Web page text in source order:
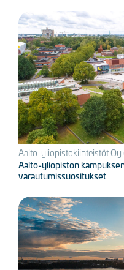
Kuva
Aalto-yliopistokiinteistöt Oy
Aalto-yliopiston
varautumissuositukset
Kuva